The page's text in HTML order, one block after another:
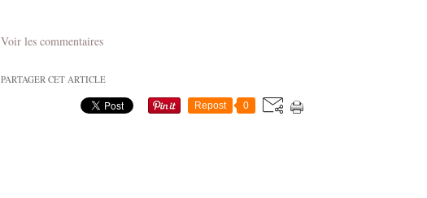
Voir les commentaires
PARTAGER CET ARTICLE
Repost 0